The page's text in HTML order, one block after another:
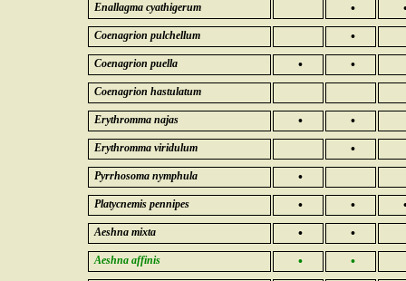
Enallagma cyathigerum •
Coenagrion pulchellum •
Coenagrion puella • •
Coenagrion hastulatum
Erythromma najas • •
Erythromma viridulum •
Pyrrhosoma nymphula •
Platycnemis pennipes • •
Aeshna mixta • •
Aeshna affinis • •